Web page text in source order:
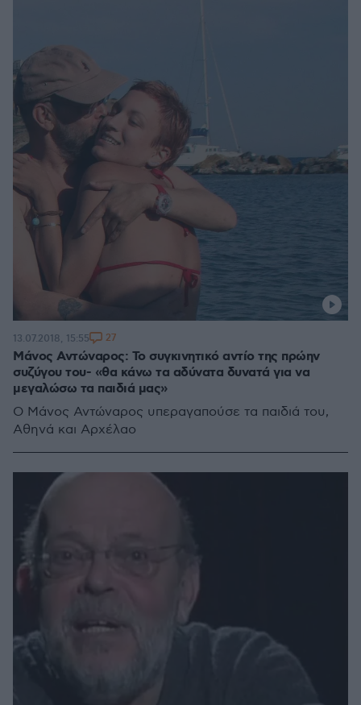
Μάνος Αντώναρος: Το συγκινητικό αντίο της πρώην
συζύγου του- «θα κάνω τα αδύνατα δυνατά για να
μεγαλώσω τα παιδιά μας»
Ο Μάνος Αντώναρος υπεραγαπούσε τα παιδιά του,
Αθηνά και Αρχέλαο
13.07.2018, 15:55 27